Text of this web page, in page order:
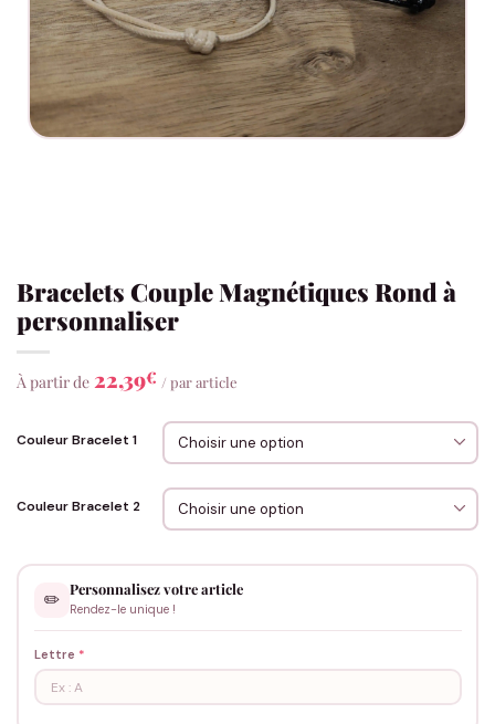
Bracelets Couple Magnétiques Rond à
personnaliser
À partir de 22,39€ / par article
Couleur Bracelet 1
Couleur Bracelet 2
✏️
Personnalisez votre article
Rendez-le unique !
Lettre *